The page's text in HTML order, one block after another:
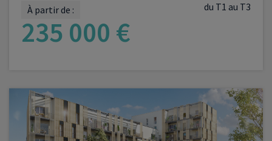
du T1 au T3
À partir de :
235 000 €
VOIR LE PROGRAMME